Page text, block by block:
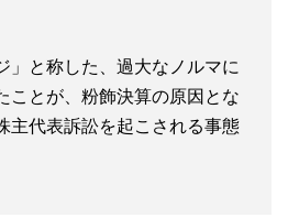
」と称した、過大なノルマに
ことが、粉飾決算の原因とな
主代表訴訟を起こされる事態